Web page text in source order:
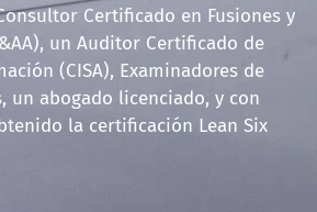
Certificado en Fusiones y
un Auditor Certificado de
(CISA), Examinadores de
un abogado licenciado, y con
la certificación Lean Six